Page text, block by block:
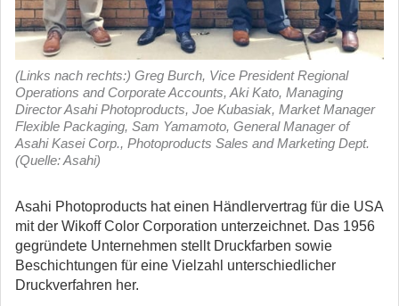
(Links nach rechts:) Greg Burch, Vice President Regional
Operations and Corporate Accounts, Aki Kato, Managing
Director Asahi Photoproducts, Joe Kubasiak, Market Manager
Flexible Packaging, Sam Yamamoto, General Manager of
Asahi Kasei Corp., Photoproducts Sales and Marketing Dept.
(Quelle: Asahi)
Asahi Photoproducts hat einen Händlervertrag für die USA
mit der Wikoff Color Corporation unterzeichnet. Das 1956
gegründete Unternehmen stellt Druckfarben sowie
Beschichtungen für eine Vielzahl unterschiedlicher
Druckverfahren her.